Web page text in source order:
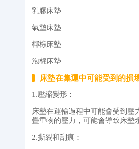
乳膠床墊
氣墊床墊
椰棕床墊
泡棉床墊
床墊在集運中可能受到的損
1.壓縮變形：
床墊在運輸過程中可能會受到壓
疊重物的壓力，可能會導致床墊
2.撕裂和刮痕：